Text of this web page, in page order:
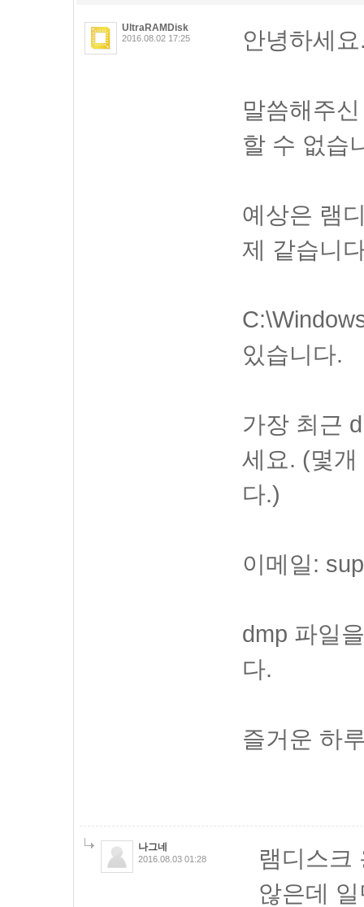
UltraRAMDisk
2016.08.02 17:25 안녕하세
말씀해주
할 수 없습
예상은 램
제 같습니
있습니다.
가장 최근
세요. (몇
다.)
이메일:
dmp 파일
다.
즐거운 하
나그네
2016.08.03 01:28
램디스크
않은데